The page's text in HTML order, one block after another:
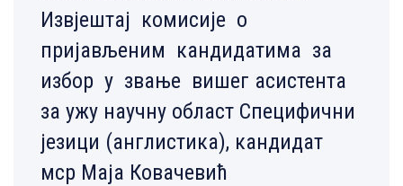
Извјештај комисије о
пријављеним кандидатима за
избор у звање вишег асистента
за ужу научну област Специфични
језици (англистика), кандидат
мср Маја Ковачевић